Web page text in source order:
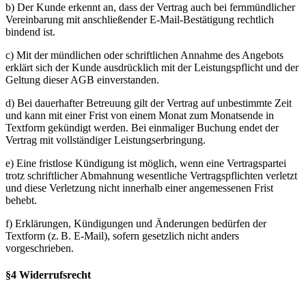
b) Der Kunde erkennt an, dass der Vertrag auch bei fernmündlicher
Vereinbarung mit anschließender E-Mail-Bestätigung rechtlich
bindend ist.
c) Mit der mündlichen oder schriftlichen Annahme des Angebots
erklärt sich der Kunde ausdrücklich mit der Leistungspflicht und der
Geltung dieser AGB einverstanden.
d) Bei dauerhafter Betreuung gilt der Vertrag auf unbestimmte Zeit
und kann mit einer Frist von einem Monat zum Monatsende in
Textform gekündigt werden. Bei einmaliger Buchung endet der
Vertrag mit vollständiger Leistungserbringung.
e) Eine fristlose Kündigung ist möglich, wenn eine Vertragspartei
trotz schriftlicher Abmahnung wesentliche Vertragspflichten verletzt
und diese Verletzung nicht innerhalb einer angemessenen Frist
behebt.
f) Erklärungen, Kündigungen und Änderungen bedürfen der
Textform (z. B. E-Mail), sofern gesetzlich nicht anders
vorgeschrieben.
§4 Widerrufsrecht